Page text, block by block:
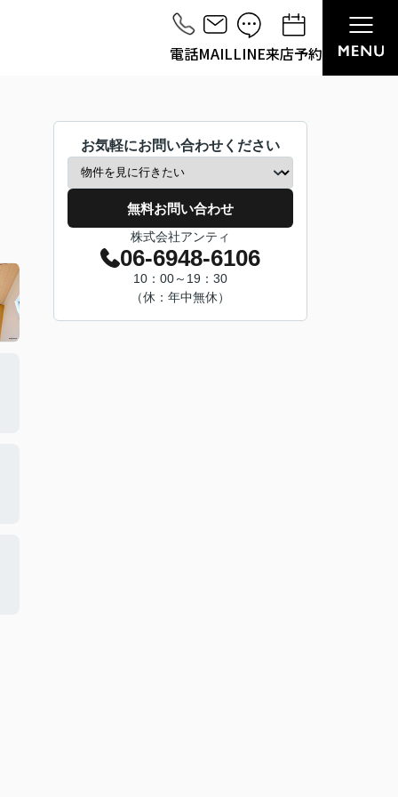
電話MAILLINE来店予約
お気軽にお問い合わせください
無料お問い合わせ
株式会社アンティ
06-6948-6106
10：00～19：30
（休：年中無休）